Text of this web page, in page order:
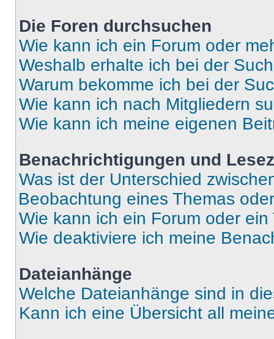
Die Foren durchsuchen
Wie kann ich ein Forum oder
Weshalb erhalte ich bei der
Warum bekomme ich bei der
Wie kann ich nach Mitgliedern
Wie kann ich meine eigenen
Benachrichtigungen und
Was ist der Unterschied
Beobachtung eines Themas
Wie kann ich ein Forum oder
Wie deaktiviere ich meine
Dateianhänge
Welche Dateianhänge sind in
Kann ich eine Übersicht all